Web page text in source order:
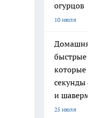
огурцов
10 июля
которые
секунды
и
25 июля